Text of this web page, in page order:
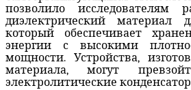
позволило исследователям
диэлектрический материал
который обеспечивает
энергии с высокими
мощности. Устройства,
материала, могут
электролитические